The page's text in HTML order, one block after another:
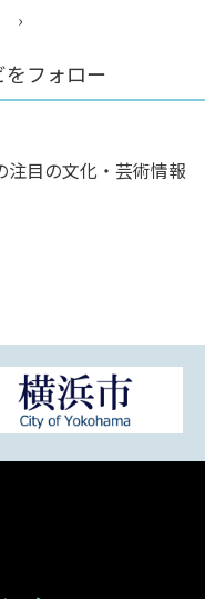
フォロー
注目の文化・芸術情報